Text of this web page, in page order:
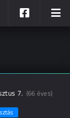
7. (66 éves)